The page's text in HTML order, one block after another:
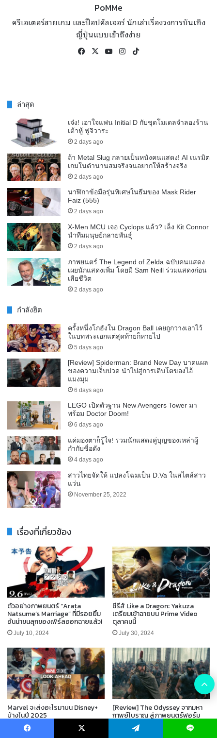
PoMMe
ครีเอเตอร์สายเกม และป๊อปคัลเจอร์ นักเล่าเรื่องวงการบันเทิง
ญี่ปุ่นแบบเข้าถึงง่าย
Facebook
X YouTubeInstagram
ล่าสุด
เจ๋ง! เอาใจแฟน Initial D กับชุดโมเดลจำลองร้าน
เต้าหู้ ฟูจิวาระ
2 days ago
ถ้า Metal Slug กลายเป็นหนังคนแสดง! AI เนรมิต
เกมในตำนานสมจริงจนอยากให้สร้างจริง
2 days ago
นาฬิกาข้อมือรุ่นพิเศษในธีมของ Mask Rider
Faiz (555)
2 days ago
X-Men MCU เจอ Cyclops แล้ว? เล็ง Kit Connor
นำทีมมนุษย์กลายพันธุ์
2 days ago
ภาพยนตร์ The Legend of Zelda ฉบับคนแสดง
เผยนักแสดงเพิ่ม โดยมี Sam Neill ร่วมแสดงก่อน
เสียชีวิต
2 days ago
กำลังฮิต
ครั้งหนึ่งโกฮังใน Dragon Ball เคยถูกวางเอาไว้
ในบทพระเอกแต่สุดท้ายก็หายไป
5 days ago
[Review] Spiderman: Brand New Day บาดแผล
ของความเจ็บปวด นำไปสู่การเติบโตของไอ้
แมงมุม
6 days ago
LEGO เปิดตัวฐาน New Avengers Tower มา
พร้อม Doctor Doom!
6 days ago
แค่มองตาก็รู้ใจ! รวมนักแสดงคู่บุญของเหล่าผู้
กำกับชื่อดัง
4 days ago
สาวไทยจัดให้ แปลงโฉมเป็น D.Va ในสไตล์สาว
แว่น
November 25, 2022
เรื่องที่เกี่ยวข้อง
ตัวอย่างภาพยนตร์ “Arata
Natsume’s Marriage” ที่มีรอยยิ้ม
อันน่าขนลุกของเพิร์ลออกฉายแล้ว!
July 10, 2024
ซีรีส์ Like a Dragon: Yakuza
เตรียมเข้าฉายบน Prime Video
ตุลาคมนี้
July 30, 2024
Marvel จะส่งอะไรมาบน Disney+
บ้างในปี 2025
November 1, 2024
[Review] The Odyssey จากมหา
กาพย์โบราณ สู่ภาพยนตร์ฟอร์ม
ยักษ์ ของ คริสโตเฟอร์ โนแลน